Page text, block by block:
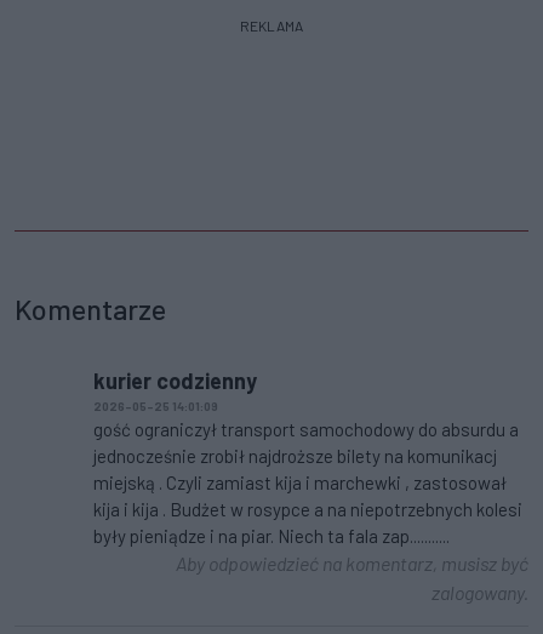
REKLAMA
Komentarze
kurier codzienny
2026-05-25 14:01:09
gość ograniczył transport samochodowy do absurdu a
jednocześnie zrobił najdroższe bilety na komunikacj
miejską . Czyli zamiast kija i marchewki , zastosował
kija i kija . Budżet w rosypce a na niepotrzebnych kolesi
były pieniądze i na piar. Niech ta fala zap...........
Aby odpowiedzieć na komentarz, musisz być
zalogowany.